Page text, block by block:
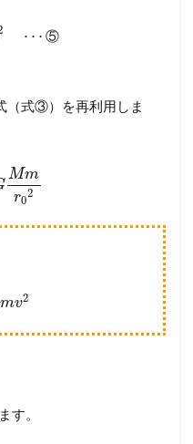
⋯ ⑤
（式③）を再利用しま
Mm
r0
2
mv2
す。